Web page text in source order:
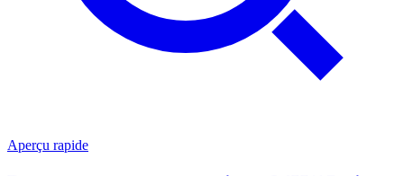
Aperçu rapide